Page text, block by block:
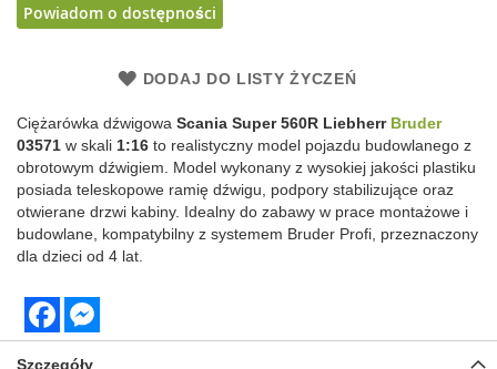
Powiadom o dostępności
DODAJ DO LISTY ŻYCZEŃ
Ciężarówka dźwigowa Scania Super 560R Liebherr Bruder
03571 w skali 1:16 to realistyczny model pojazdu budowlanego z
obrotowym dźwigiem. Model wykonany z wysokiej jakości plastiku
posiada teleskopowe ramię dźwigu, podpory stabilizujące oraz
otwierane drzwi kabiny. Idealny do zabawy w prace montażowe i
budowlane, kompatybilny z systemem Bruder Profi, przeznaczony
dla dzieci od 4 lat.
Facebook
Szczegóły